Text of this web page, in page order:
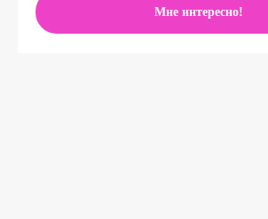
Мне интересно!